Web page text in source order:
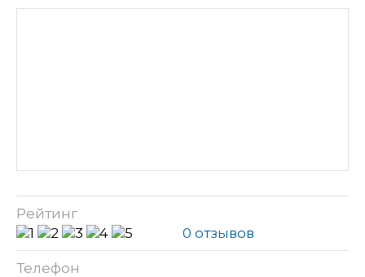
Рейтинг
0 отзывов
Телефон